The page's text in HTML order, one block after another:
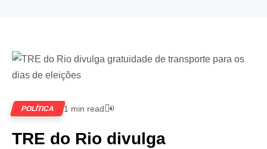
POLÍTICA 1 min read 0
TRE do Rio divulga